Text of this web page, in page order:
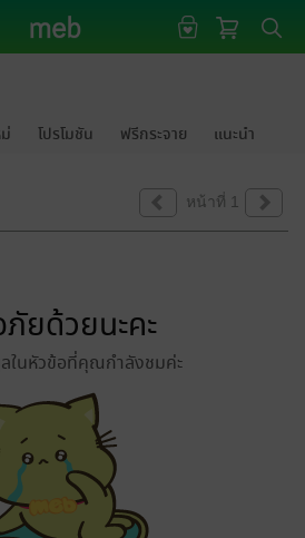
โปรโมชัน ฟรีกระจาย แนะนำ
หน้าที่ 1
ยด้วยนะคะ
ในหัวข้อที่คุณกำลังชมค่ะ